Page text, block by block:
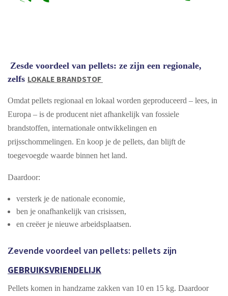
Zesde voordeel van pellets: ze zijn een regionale,
zelfs LOKALE BRANDSTOF
Omdat pellets regionaal en lokaal worden geproduceerd – lees, in
Europa – is de producent niet afhankelijk van fossiele
brandstoffen, internationale ontwikkelingen en
prijsschommelingen. En koop je de pellets, dan blijft de
toegevoegde waarde binnen het land.
Daardoor:
versterk je de nationale economie,
ben je onafhankelijk van crisissen,
en creëer je nieuwe arbeidsplaatsen.
Zevende voordeel van pellets: pellets zijn
GEBRUIKSVRIENDELIJK
Pellets komen in handzame zakken van 10 en 15 kg. Daardoor